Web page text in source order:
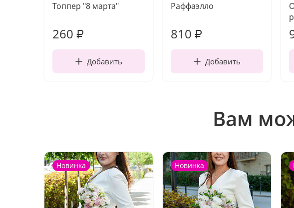
Топпер "8 марта"
260 ₽
Добавить
Раффаэлло
810 ₽
Добавить
Вам
Новинка Новинка